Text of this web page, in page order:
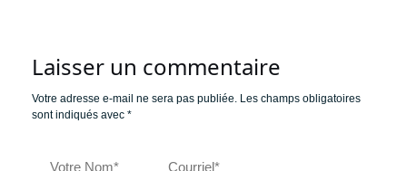
Laisser un commentaire
Votre adresse e-mail ne sera pas publiée. Les champs obligatoires
sont indiqués avec *